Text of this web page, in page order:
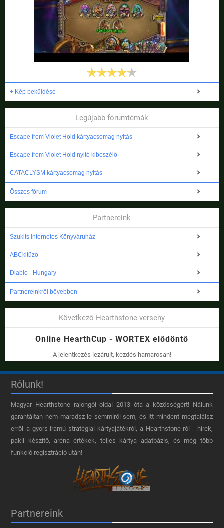
+ Kép beküldése
Legújabb fórumtémák
Escape from Violet Hold kártyacsomag nyitás
Escape from Violet Hold nyitó kibeszélő
CATACLYSM kártyacsomag nyitás
Összes fórum
Partnereink
Szukits Internetes Könyváruház
ABCkitüző
Diablo - Hungary
Partnereinkről bővebben
Következő Hearthstone verseny
Online HearthCup - WORTEX elődöntő
A jelentkezés lezárult, kezdés hamarosan!
Rólunk!
Magyar Hearthstone​ rajongói oldal 2013 óta a közösségért! Nálunk
garantáltan nem maradsz le semmiről sem, és itt mindent megtalálsz
erről a gyors-iramú stratégiai kártyajátékról, a Hearthstone-ról - hírek,
pakli készítő, aréna értékek, teljes kártya adatbázis, és még több
funkció regisztráció után!
Partnereink